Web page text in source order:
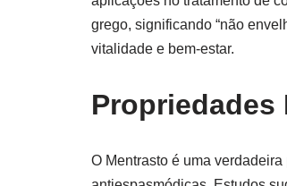
grego, significando “não
vitalidade e bem-estar.
Propriedades
O Mentrasto é uma